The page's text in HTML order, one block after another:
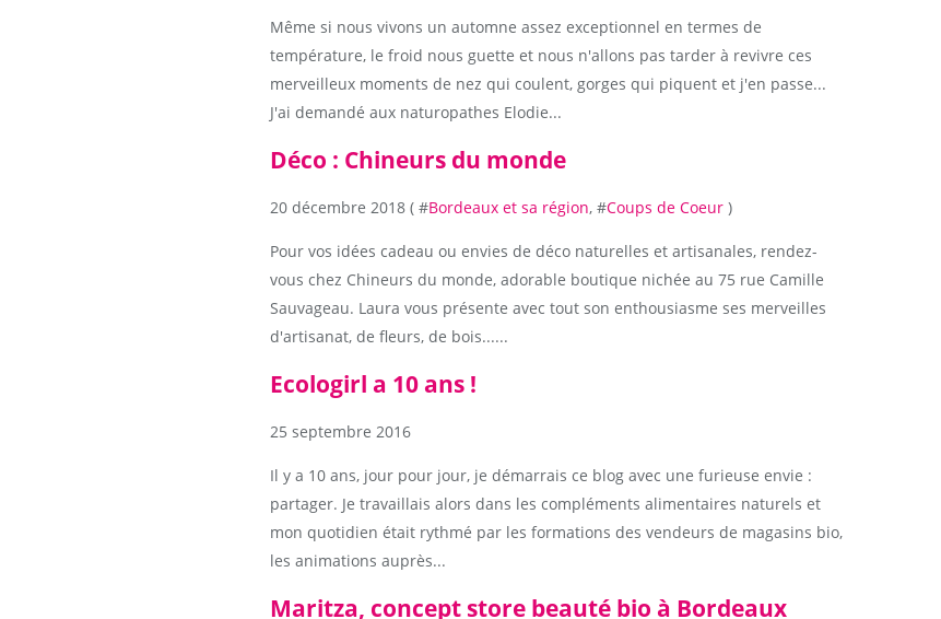
Même si nous vivons un automne assez exceptionnel en termes de
température, le froid nous guette et nous n'allons pas tarder à revivre ces
merveilleux moments de nez qui coulent, gorges qui piquent et j'en passe...
J'ai demandé aux naturopathes Elodie...
Déco : Chineurs du monde
20 décembre 2018 ( #Bordeaux et sa région, #Coups de Coeur )
Pour vos idées cadeau ou envies de déco naturelles et artisanales, rendez-
vous chez Chineurs du monde, adorable boutique nichée au 75 rue Camille
Sauvageau. Laura vous présente avec tout son enthousiasme ses merveilles
d'artisanat, de fleurs, de bois......
Ecologirl a 10 ans !
25 septembre 2016
Il y a 10 ans, jour pour jour, je démarrais ce blog avec une furieuse envie :
partager. Je travaillais alors dans les compléments alimentaires naturels et
mon quotidien était rythmé par les formations des vendeurs de magasins bio,
les animations auprès...
Maritza, concept store beauté bio à Bordeaux